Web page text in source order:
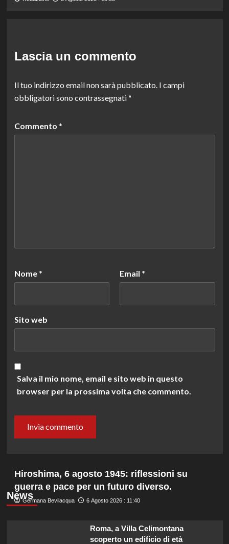
Lascia un commento
Il tuo indirizzo email non sarà pubblicato. I campi
obbligatori sono contrassegnati*
Commento *
Nome * Email *
Sito web
Salva il mio nome, email e sito web in questo
browser per la prossima volta che commento.
News
Hiroshima, 6 agosto 1945: riflessioni su
guerra e pace per un futuro diverso.
Germana Bevilacqua 6 Agosto 2026 : 11:40
Roma, a Villa Celimontana
scoperto un edificio di età